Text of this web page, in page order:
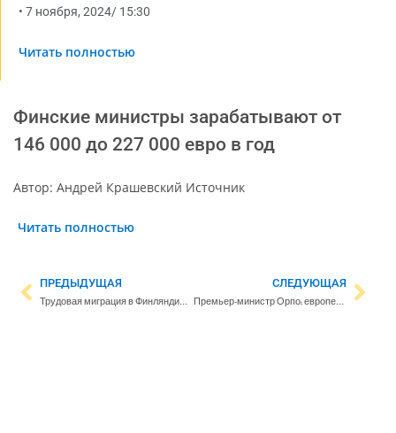
• 7 ноября, 2024/ 15:30
Читать полностью
Финские министры зарабатывают от
146 000 до 227 000 евро в год
Автор: Андрей Крашевский Источник
Читать полностью
ПРЕДЫДУЩАЯ
Трудовая миграция в Финляндию замедлилась
СЛЕДУЮЩАЯ
Премьер-министр Орпо: европейскую и национальную оборону необходимо срочно укрепить